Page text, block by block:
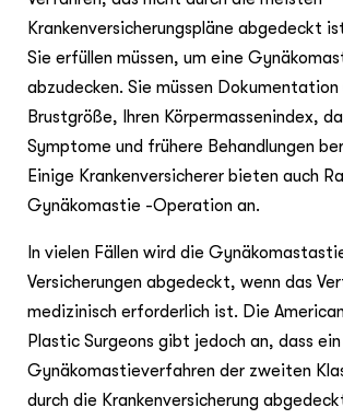
Krankenversicherungspläne abgedeckt
Sie erfüllen müssen, um eine
abzudecken. Sie müssen Dokumentation
Brustgröße, Ihren Körpermassenindex,
Symptome und frühere Behandlungen
Einige Krankenversicherer bieten auch
Gynäkomastie -Operation an.
In vielen Fällen wird die
Versicherungen abgedeckt, wenn das
medizinisch erforderlich ist. Die
Plastic Surgeons gibt jedoch an, dass ein
Gynäkomastieverfahren der zweiten
durch die Krankenversicherung